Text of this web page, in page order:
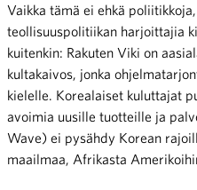
Vaikka tämä ei ehkä
teollisuuspolitiikan harjoittajia
kuitenkin: Rakuten Viki on
kultakaivos, jonka
kielelle. Korealaiset kuluttajat
avoimia uusille tuotteille ja
Wave) ei pysähdy Korean
maailmaa, Afrikasta